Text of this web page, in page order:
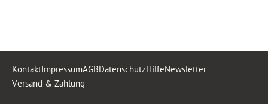
KontaktImpressumAGBDatenschutzHilfeNewsletter
Versand & Zahlung